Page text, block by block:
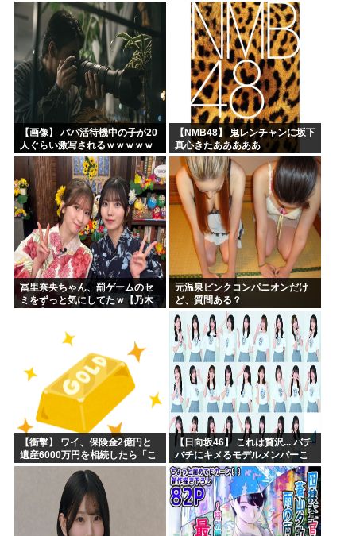
【画像】 パパ活待機中の子が20
人ぐらい激写されるｗｗｗｗｗ
ｗｗｗｗｗｗ
【NMB48】 鬼レンチャンに坂下
真心きたあああああ
冨里奈央ちゃん、罰ゲームのセ
ミをずっと気にしてたｗ【乃木
元温泉ピンクコンパニオンだけ
ど、質問ある？
【衝撃】 ワイ、保険金2億円と
遺産6000万円を相続したら「こ
う」なった・・・
【日向坂46】 これは贅沢... バチ
バチにキメるモデルメンバーこ
ちら